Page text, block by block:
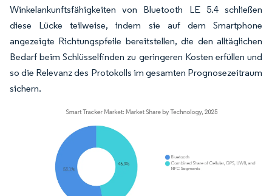
Winkelankunftsfähigkeiten von Bluetooth LE 5.4 schließen
diese Lücke teilweise, indem sie auf dem Smartphone
angezeigte Richtungspfeile bereitstellen, die den alltäglichen
Bedarf beim Schlüsselfinden zu geringeren Kosten erfüllen und
so die Relevanz des Protokolls im gesamten Prognosezeitraum
sichern.